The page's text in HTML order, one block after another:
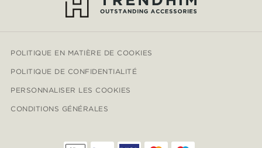
POLITIQUE EN MATIÈRE DE COOKIES
POLITIQUE DE CONFIDENTIALITÉ
PERSONNALISER LES COOKIES
CONDITIONS GÉNÉRALES